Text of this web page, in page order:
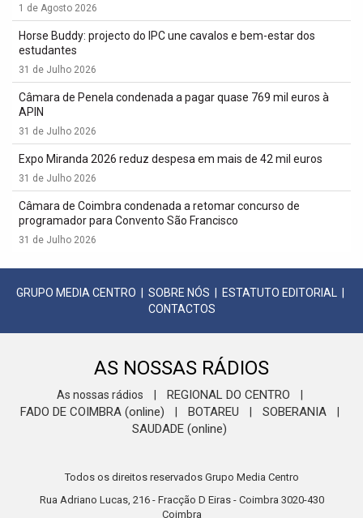
1 de Agosto 2026
Horse Buddy: projecto do IPC une cavalos e bem-estar dos
estudantes
31 de Julho 2026
Câmara de Penela condenada a pagar quase 769 mil euros à
APIN
31 de Julho 2026
Expo Miranda 2026 reduz despesa em mais de 42 mil euros
31 de Julho 2026
Câmara de Coimbra condenada a retomar concurso de
programador para Convento São Francisco
31 de Julho 2026
GRUPO MEDIA CENTRO SOBRE NÓS ESTATUTO EDITORIAL
CONTACTOS
AS NOSSAS RÁDIOS
As nossas rádios REGIONAL DO CENTRO
FADO DE COIMBRA (online) BOTAREU SOBERANIA
SAUDADE (online)
Todos os direitos reservados Grupo Media Centro
Rua Adriano Lucas, 216 - Fracção D Eiras - Coimbra 3020-430
Coimbra